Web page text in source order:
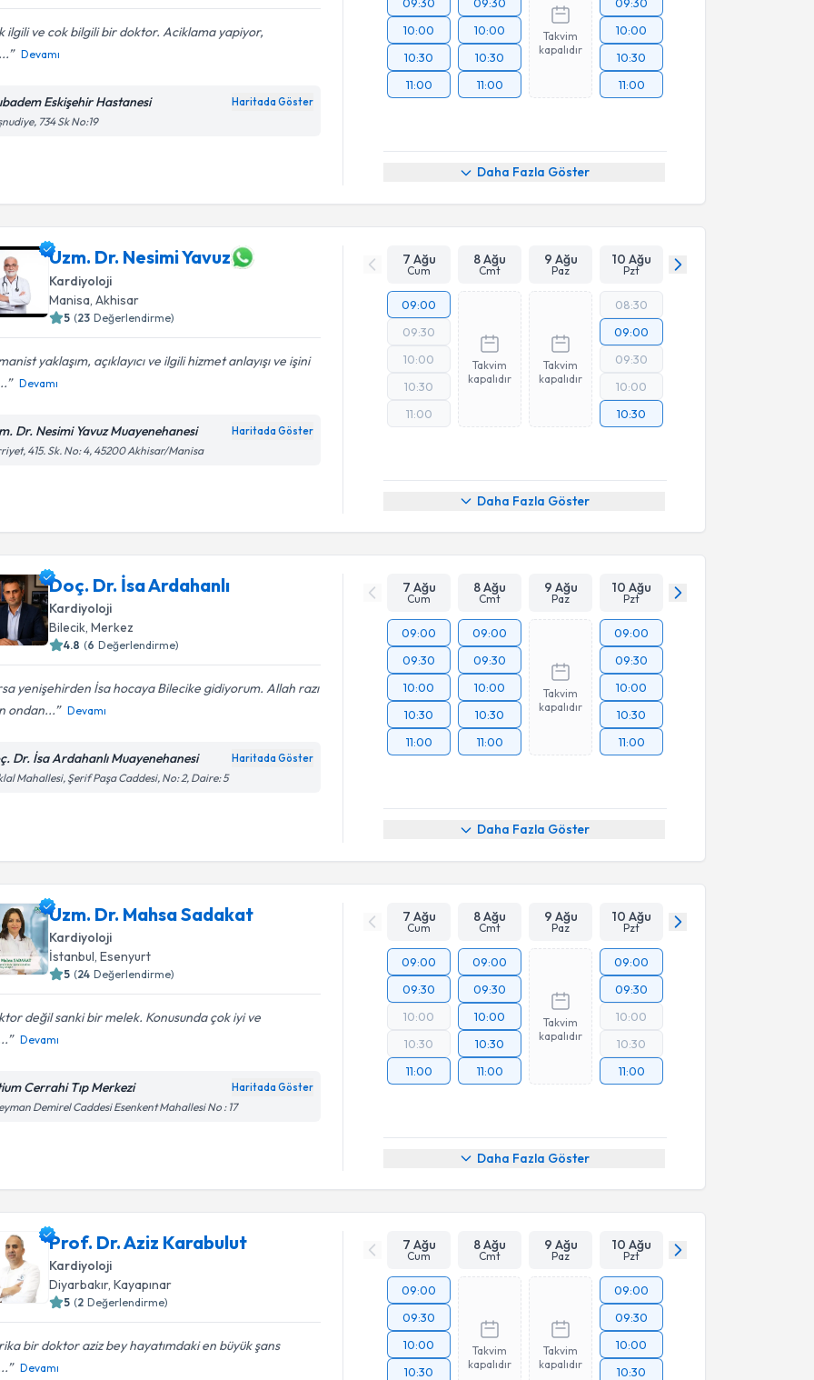
ilgili ve cok bilgili bir doktor. Aciklama yapiyor,
Devamı
Eskişehir Hastanesi Haritada Göster
734 Sk No:19
10:00
10:30
11:00
10:00
10:30
11:00
Takvim
kapalıdır
10:00
10:30
11:00
Daha Fazla Göster
Uzm. Dr. Nesimi Yavuz
Kardiyoloji
Manisa , Akhisar
5 (23 Değerlendirme)
yaklaşım, açıklayıcı ve ilgili hizmet anlayışı ve işini
Devamı
Dr. Nesimi Yavuz Muayenehanesi Haritada Göster
415. Sk. No: 4, 45200 Akhisar/Manisa
7 Ağu
Cum
8 Ağu
Cmt
9 Ağu
Paz
10 Ağu
Pzt
09:00
09:30
10:00
10:30
11:00
Takvim
kapalıdır
Takvim
kapalıdır
08:30
09:00
09:30
10:00
10:30
Daha Fazla Göster
Doç. Dr. İsa Ardahanlı
Kardiyoloji
Bilecik, Merkez
4.8 (6 Değerlendirme)
yenişehirden İsa hocaya Bilecike gidiyorum. Allah razı
ondan...
Devamı
Dr. İsa Ardahanlı Muayenehanesi Haritada Göster
Mahallesi, Şerif Paşa Caddesi, No: 2, Daire: 5
7 Ağu
Cum
8 Ağu
Cmt
9 Ağu
Paz
10 Ağu
Pzt
09:00
09:30
10:00
10:30
11:00
09:00
09:30
10:00
10:30
11:00
Takvim
kapalıdır
09:00
09:30
10:00
10:30
11:00
Daha Fazla Göster
Uzm. Dr. Mahsa Sadakat
Kardiyoloji
İstanbul , Esenyurt
5 (24 Değerlendirme)
değil sanki bir melek. Konusunda çok iyi ve
Devamı
Cerrahi Tıp Merkezi Haritada Göster
Demirel Caddesi Esenkent Mahallesi No : 17
7 Ağu
Cum
8 Ağu
Cmt
9 Ağu
Paz
10 Ağu
Pzt
09:00
09:30
10:00
10:30
11:00
09:00
09:30
10:00
10:30
11:00
Takvim
kapalıdır
09:00
09:30
10:00
10:30
11:00
Daha Fazla Göster
Prof. Dr. Aziz Karabulut
Kardiyoloji
Diyarbakır, Kayapınar
5 (2 Değerlendirme)
bir doktor aziz bey hayatımdaki en büyük şans
Devamı
7 Ağu
Cum
8 Ağu
Cmt
9 Ağu
Paz
10 Ağu
Pzt
09:00
09:30
10:00
10:30
Takvim
kapalıdır
Takvim
kapalıdır
09:00
09:30
10:00
10:30